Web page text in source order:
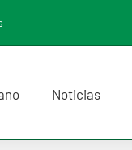
Noticias